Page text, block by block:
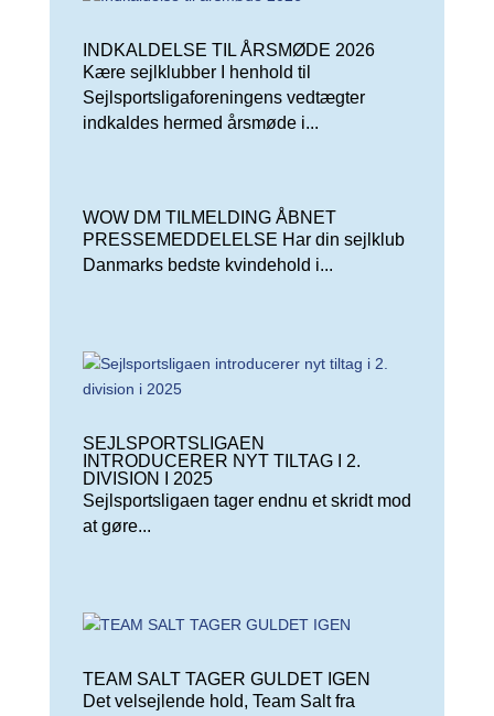
INDKALDELSE TIL ÅRSMØDE 2026
Kære sejlklubber I henhold til
Sejlsportsligaforeningens vedtægter
indkaldes hermed årsmøde i...
WOW DM TILMELDING ÅBNET
PRESSEMEDDELELSE Har din sejlklub
Danmarks bedste kvindehold i...
SEJLSPORTSLIGAEN
INTRODUCERER NYT TILTAG I 2.
DIVISION I 2025
Sejlsportsligaen tager endnu et skridt mod
at gøre...
TEAM SALT TAGER GULDET IGEN
Det velsejlende hold, Team Salt fra